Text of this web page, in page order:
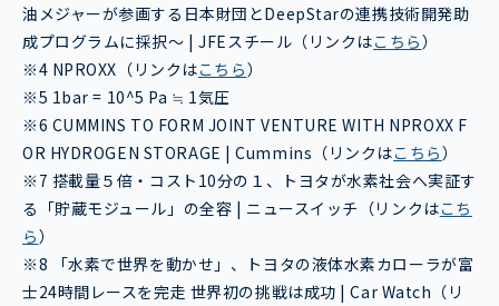
油メジャーが参画する日本財団とDeepStarの連携技術開発助
成プログラムに採択～ | JFEスチール（リンクはこちら）
※4 NPROXX（リンクはこちら）
※5 1bar = 10^5 Pa ≒ 1気圧
※6 CUMMINS TO FORM JOINT VENTURE WITH NPROXX F
OR HYDROGEN STORAGE | Cummins（リンクはこちら）
※7 搭載量５倍・コスト10分の１、トヨタが水素社会へ実証す
る「貯蔵モジュール」の全容 | ニュースイッチ（リンクはこち
ら）
※8 「水素で世界を動かせ」、トヨタの液体水素カローラが富
士24時間レースを完走 世界初の挑戦は成功 | Car Watch（リ